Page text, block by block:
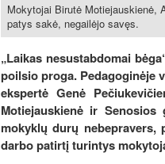
Mokytojai Birutė Motiejauskienė,
patys sakė, negailėjo savęs.
„Laikas nesustabdomai
poilsio proga. Pedagoginėje
ekspertė Genė
Motiejauskienė ir
mokyklų durų
darbo patirtį turintys